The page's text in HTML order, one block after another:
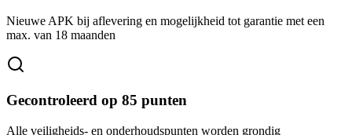
Nieuwe APK bij aflevering en mogelijkheid tot garantie met een
max. van 18 maanden
Gecontroleerd op 85 punten
Alle veiligheids- en onderhoudspunten worden grondig